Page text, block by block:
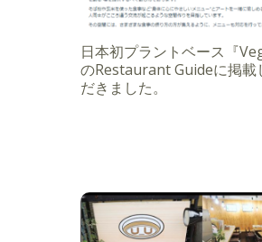
日本初プラントベース『
のRestaurant Guideに掲載
だきました。